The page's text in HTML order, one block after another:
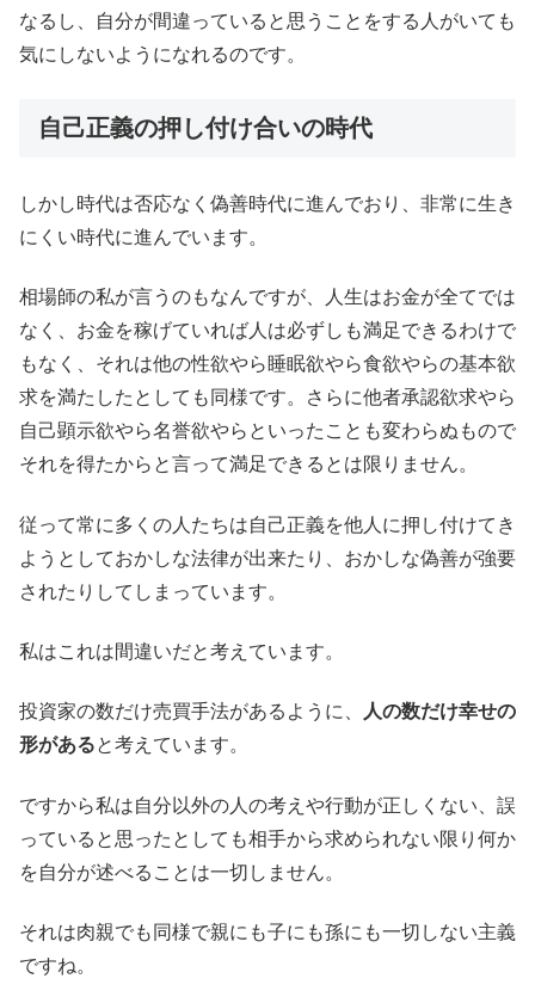
なるし、自分が間違っていると思うことをする人がいても
気にしないようになれるのです。
自己正義の押し付け合いの時代
しかし時代は否応なく偽善時代に進んでおり、非常に生き
にくい時代に進んでいます。
相場師の私が言うのもなんですが、人生はお金が全てでは
なく、お金を稼げていれば人は必ずしも満足できるわけで
もなく、それは他の性欲やら睡眠欲やら食欲やらの基本欲
求を満たしたとしても同様です。さらに他者承認欲求やら
自己顕示欲やら名誉欲やらといったことも変わらぬもので
それを得たからと言って満足できるとは限りません。
従って常に多くの人たちは自己正義を他人に押し付けてき
ようとしておかしな法律が出来たり、おかしな偽善が強要
されたりしてしまっています。
私はこれは間違いだと考えています。
投資家の数だけ売買手法があるように、
人の数だけ幸せの
形があると考えています。
ですから私は自分以外の人の考えや行動が正しくない、誤
っていると思ったとしても相手から求められない限り何か
を自分が述べることは一切しません。
それは肉親でも同様で親にも子にも孫にも一切しない主義
ですね。